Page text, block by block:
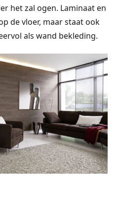
het zal ogen. Laminaat en
de vloer, maar staat ook
als wand bekleding.